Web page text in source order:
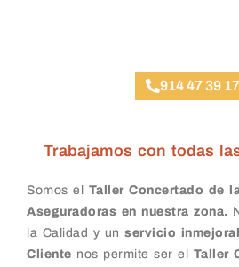
914 47 39 17
Trabajamos con todas
Somos el Taller Concertado de
Aseguradoras en nuestra zona.
la Calidad y un servicio
Cliente nos permite ser el Taller